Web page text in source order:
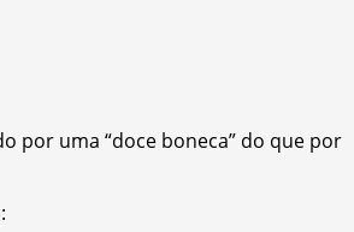
por uma “doce boneca” do que por